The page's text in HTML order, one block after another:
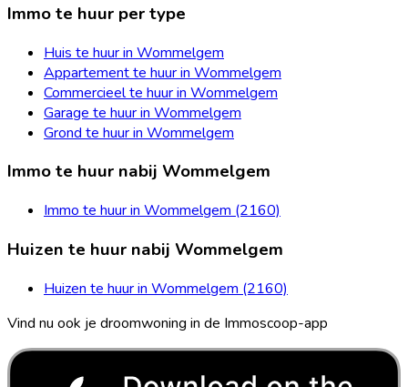
Immo te huur per type
Huis te huur in Wommelgem
Appartement te huur in Wommelgem
Commercieel te huur in Wommelgem
Garage te huur in Wommelgem
Grond te huur in Wommelgem
Immo te huur nabij Wommelgem
Immo te huur in Wommelgem (2160)
Huizen te huur nabij Wommelgem
Huizen te huur in Wommelgem (2160)
Vind nu ook je droomwoning in de Immoscoop-app